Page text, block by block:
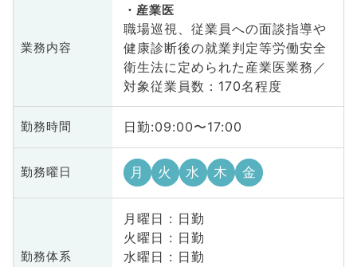
業務内容
産業医
職場巡視、従業員への面談指導や
健康診断後の就業判定等労働安全
衛生法に定められた産業医業務／
対象従業員数：170名程度
勤務時間 日勤:09:00〜17:00
勤務曜日 月 火 水 木 金
勤務体系
月曜日 : 日勤
火曜日 : 日勤
水曜日 : 日勤